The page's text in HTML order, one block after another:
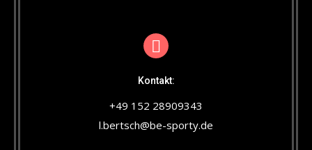
Kontakt:
+49 152 28909343
l.bertsch@be-sporty.de